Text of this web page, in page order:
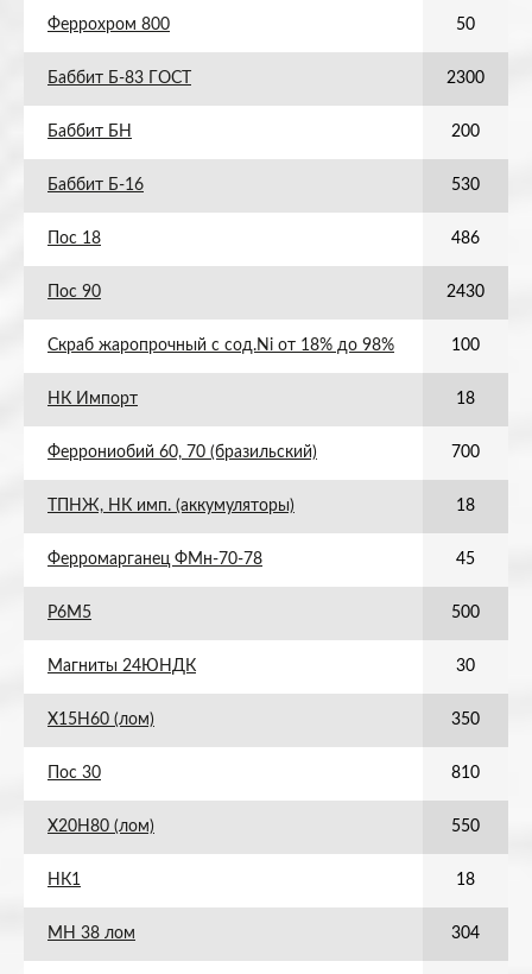
Феррохром 800 50
Баббит Б-83 ГОСТ 2300
Баббит БН 200
Баббит Б-16 530
Пос 18 486
Пос 90 2430
Скраб жаропрочный с сод.Ni от 18% до 98% 100
НК Импорт 18
Феррониобий 60, 70 (бразильский) 700
ТПНЖ, НК имп. (аккумуляторы) 18
Ферромарганец ФМн-70-78 45
Р6М5 500
Магниты 24ЮНДК 30
Х15Н60 (лом) 350
Пос 30 810
Х20Н80 (лом) 550
НК1 18
МН 38 лом 304